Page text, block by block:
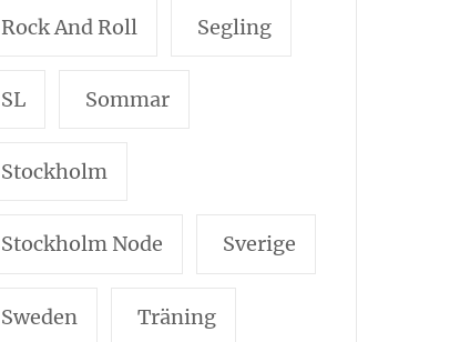
Rock And Roll Segling
SL Sommar
Stockholm
Stockholm Node Sverige
Sweden Träning